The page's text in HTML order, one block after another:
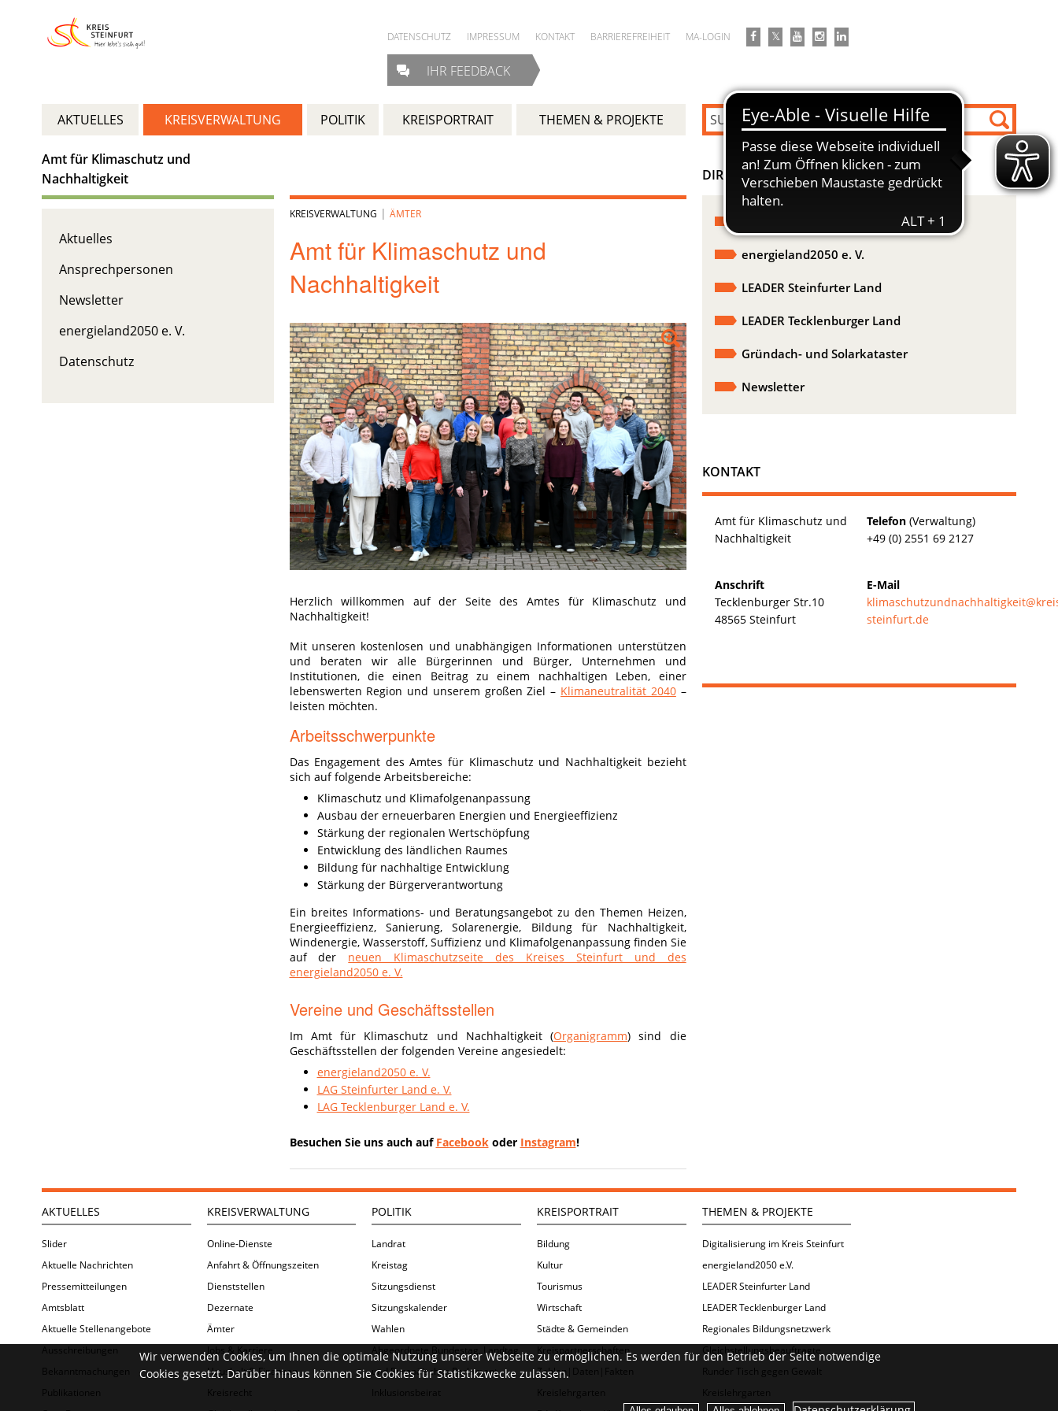
DATENSCHUTZ IMPRESSUM KONTAKT BARRIEREFREIHEIT MA-LOGIN
IHR FEEDBACK
AKTUELLES KREISVERWALTUNG POLITIK KREISPORTRAIT THEMEN & PROJEKTE
Amt für Klimaschutz und
Nachhaltigkeit
Aktuelles
Ansprechpersonen
Newsletter
energieland2050 e. V.
Datenschutz
KREISVERWALTUNG | ÄMTER
Amt für Klimaschutz und
Nachhaltigkeit
Herzlich willkommen auf der Seite des Amtes für Klimaschutz und
Nachhaltigkeit!
Mit unseren kostenlosen und unabhängigen Informationen unterstützen
und beraten wir alle Bürgerinnen und Bürger, Unternehmen und
Institutionen, die einen Beitrag zu einem nachhaltigen Leben, einer
lebenswerten Region und unserem großen Ziel – Klimaneutralität 2040–
leisten möchten.
Arbeitsschwerpunkte
Das Engagement des Amtes für Klimaschutz und Nachhaltigkeit bezieht
sich auf folgende Arbeitsbereiche:
Klimaschutz und Klimafolgenanpassung
Ausbau der erneuerbaren Energien und Energieeffizienz
Stärkung der regionalen Wertschöpfung
Entwicklung des ländlichen Raumes
Bildung für nachhaltige Entwicklung
Stärkung der Bürgerverantwortung
Ein breites Informations- und Beratungsangebot zu den Themen Heizen,
Energieeffizienz, Sanierung, Solarenergie, Bildung für Nachhaltigkeit,
Windenergie, Wasserstoff, Suffizienz und Klimafolgenanpassung finden Sie
auf der neuen Klimaschutzseite des Kreises Steinfurt und des
energieland2050 e. V.
Vereine und Geschäftsstellen
Im Amt für Klimaschutz und Nachhaltigkeit (Organigramm) sind die
Geschäftsstellen der folgenden Vereine angesiedelt:
energieland2050 e. V.
LAG Steinfurter Land e. V.
LAG Tecklenburger Land e. V.
Besuchen Sie uns auch auf Facebookoder Instagram!
DIREKT ZU
energieland2050 e. V.
LEADER Steinfurter Land
LEADER Tecklenburger Land
Gründach- und Solarkataster
Newsletter
KONTAKT
Amt für Klimaschutz und
Nachhaltigkeit
Anschrift
Tecklenburger Str.10
48565 Steinfurt
Telefon (Verwaltung)
+49 (0) 2551 69 2127
E-Mail
steinfurt.de
AKTUELLES
Slider
Aktuelle Nachrichten
Pressemitteilungen
Amtsblatt
Aktuelle Stellenangebote
Ausschreibungen
Bekanntmachungen
Publikationen
KREISVERWALTUNG
Online-Dienste
Anfahrt & Öffnungszeiten
Dienststellen
Dezernate
Ämter
Jobs & Karriere
Haushalt & Finanzen
Kreisrecht
POLITIK
Landrat
Kreistag
Sitzungsdienst
Sitzungskalender
Wahlen
Abgeordnete Bundestag, Landtag
und Europäisches Parlament
Inklusionsbeirat
KREISPORTRAIT
Bildung
Kultur
Tourismus
Wirtschaft
Städte & Gemeinden
Kreispartnerschaften
Zahlen|Daten|Fakten
Kreislehrgarten
THEMEN & PROJEKTE
Digitalisierung im Kreis Steinfurt
energieland2050 e.V.
LEADER Steinfurter Land
LEADER Tecklenburger Land
Regionales Bildungsnetzwerk
Gleichstellungsbeauftragte
Runder Tisch gegen Gewalt
Kreislehrgarten
Wir verwenden Cookies, um Ihnen die optimale Nutzung unserer Webseite zu ermöglichen. Es werden für den Betrieb der Seite notwendige
Cookies gesetzt. Darüber hinaus können Sie Cookies für Statistikzwecke zulassen.